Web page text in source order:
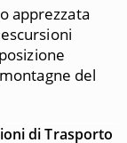
apprezzata
del
di Trasporto